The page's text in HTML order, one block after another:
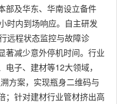
部及华东、华南设立备件
时内到场响应。自主研发
远程状态监控与故障诊
著减少意外停机时间。行业
子、建材等12大领域，
方案，实现瓶身二维码与
；针对建材行业管材挤出高